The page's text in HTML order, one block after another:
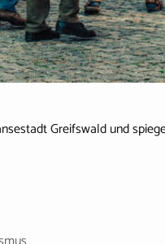
Greifswald und